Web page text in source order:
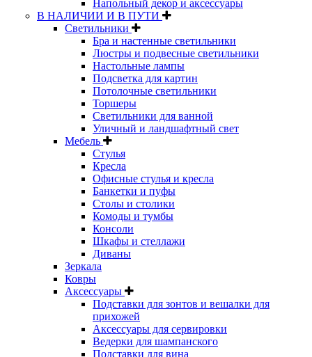
Напольный декор и аксессуары
В НАЛИЧИИ И В ПУТИ
Светильники
Бра и настенные светильники
Люстры и подвесные светильники
Настольные лампы
Подсветка для картин
Потолочные светильники
Торшеры
Светильники для ванной
Уличный и ландшафтный свет
Мебель
Стулья
Кресла
Офисные стулья и кресла
Банкетки и пуфы
Столы и столики
Комоды и тумбы
Консоли
Шкафы и стеллажи
Диваны
Зеркала
Ковры
Аксессуары
Подставки для зонтов и вешалки для
прихожей
Аксессуары для сервировки
Ведерки для шампанского
Подставки для вина